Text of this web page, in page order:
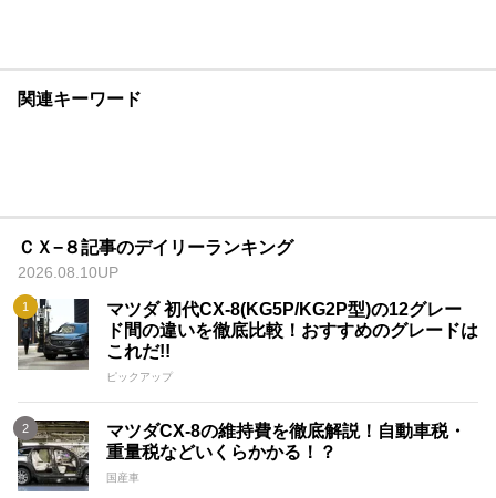
関連キーワード
ＣＸ−８記事のデイリーランキング
2026.08.10UP
マツダ 初代CX-8(KG5P/KG2P型)の12グレー
ド間の違いを徹底比較！おすすめのグレードは
これだ!!
ピックアップ
マツダCX-8の維持費を徹底解説！自動車税・
重量税などいくらかかる！？
国産車